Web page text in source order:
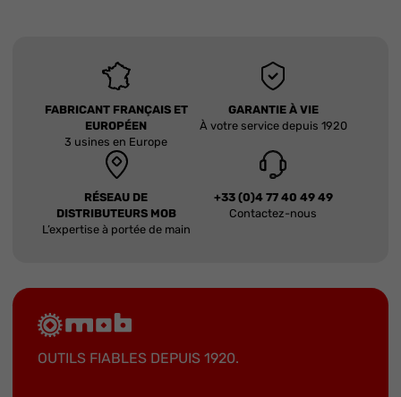
FABRICANT FRANÇAIS ET
EUROPÉEN
3 usines en Europe
GARANTIE À VIE
À votre service depuis 1920
RÉSEAU DE
DISTRIBUTEURS MOB
L’expertise à portée de main
+33 (0)4 77 40 49 49
Contactez-nous
OUTILS FIABLES DEPUIS 1920.